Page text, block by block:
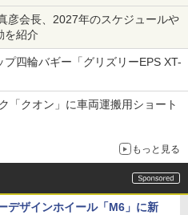
彦会長、2027年のスケジュールや
を紹介
四輪バギー「グリズリーEPS XT-
「クオン」に車両運搬用ショート
もっと見る
デザインホイール「M6」に新